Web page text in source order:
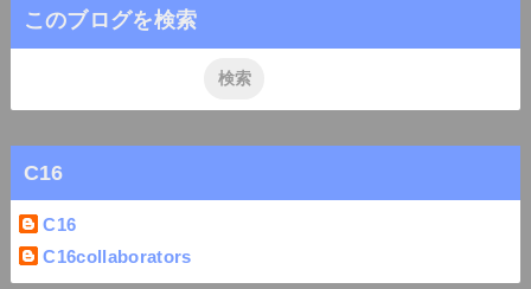
このブログを検索
C16
C16
C16collaborators